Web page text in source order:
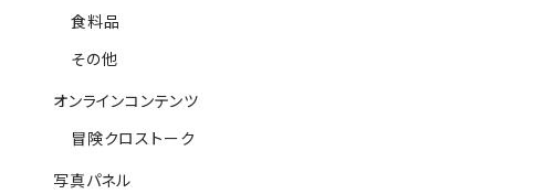
食料品
その他
オンラインコンテンツ
冒険クロストーク
写真パネル